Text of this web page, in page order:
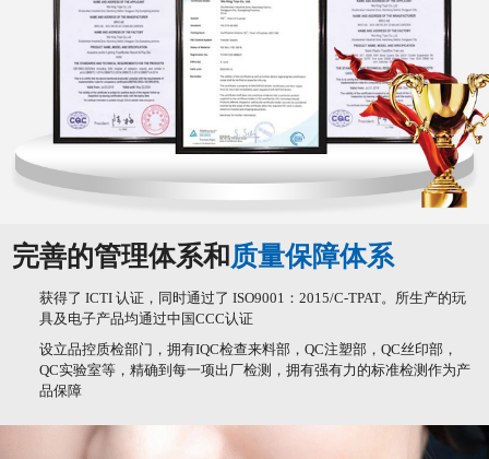
完善的管理体系和质量保障体系
获得了 ICTI 认证，同时通过了 ISO9001：2015/C-TPAT。所生产的玩
具及电子产品均通过中国CCC认证
设立品控质检部门，拥有IQC检查来料部，QC注塑部，QC丝印部，
QC实验室等，精确到每一项出厂检测，拥有强有力的标准检测作为产
品保障